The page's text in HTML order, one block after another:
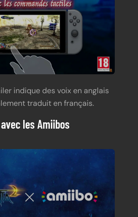
indique des voix en anglais
traduit en français.
les Amiibos